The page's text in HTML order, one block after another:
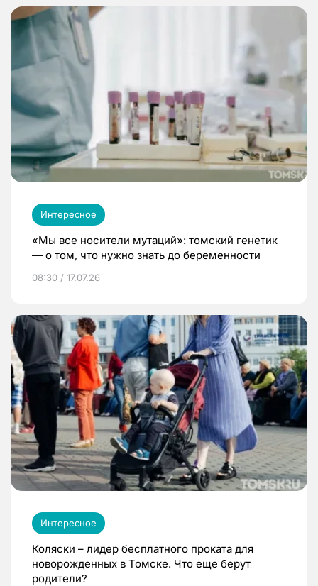
Интересное
«Мы все носители мутаций»: томский генетик
— о том, что нужно знать до беременности
08:30 / 17.07.26
Интересное
Коляски – лидер бесплатного проката для
новорожденных в Томске. Что еще берут
родители?